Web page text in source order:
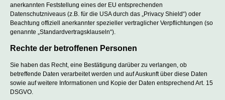
anerkannten Feststellung eines der EU entsprechenden
Datenschutzniveaus (z.B. für die USA durch das „Privacy Shield“) oder
Beachtung offiziell anerkannter spezieller vertraglicher Verpflichtungen (so
genannte „Standardvertragsklauseln“).
Rechte der betroffenen Personen
Sie haben das Recht, eine Bestätigung darüber zu verlangen, ob
betreffende Daten verarbeitet werden und auf Auskunft über diese Daten
sowie auf weitere Informationen und Kopie der Daten entsprechend Art. 15
DSGVO.